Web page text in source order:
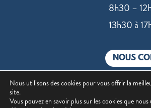
8h30 –
13h30 à
NOUS
Nous utilisons des cookies pour vous offrir la
site.
Vous pouvez en savoir plus sur les cookies que